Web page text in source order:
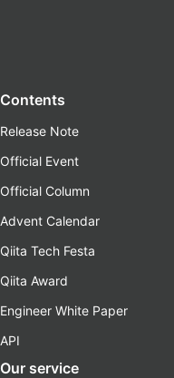
Contents
Release Note
Official Event
Official Column
Advent Calendar
Qiita Tech Festa
Qiita Award
Engineer White Paper
API
Our service